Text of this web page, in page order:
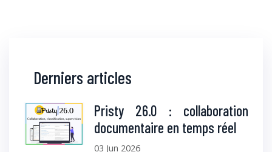
Derniers articles
Pristy 26.0 : collaboration
documentaire en temps réel
03 Jun 2026